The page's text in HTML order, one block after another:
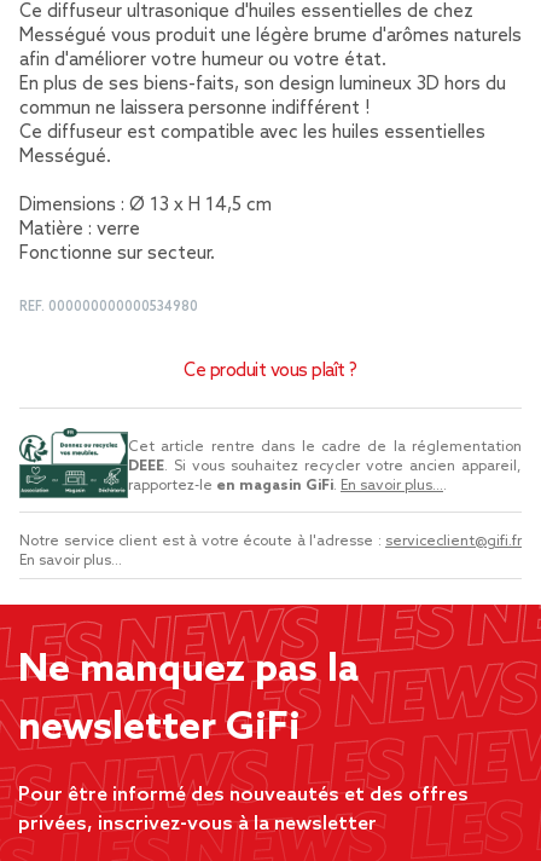
Ce diffuseur ultrasonique d'huiles essentielles de chez
Mességué vous produit une légère brume d'arômes naturels
afin d'améliorer votre humeur ou votre état.
En plus de ses biens-faits, son design lumineux 3D hors du
commun ne laissera personne indifférent !
Ce diffuseur est compatible avec les huiles essentielles
Mességué.
Dimensions : Ø 13 x H 14,5 cm
Matière : verre
Fonctionne sur secteur.
REF. 000000000000534980
Ce produit vous plaît ?
Cet article rentre dans le cadre de la réglementation
DEEE. Si vous souhaitez recycler votre ancien appareil,
rapportez-le en magasin GiFi. En savoir plus....
Notre service client est à votre écoute à l'adresse : serviceclient@gifi.fr
En savoir plus...
Ne manquez pas la
newsletter GiFi
Pour être informé des nouveautés et des offres
privées, inscrivez-vous à la newsletter